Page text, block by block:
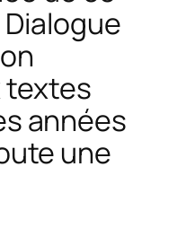
textes
années
une